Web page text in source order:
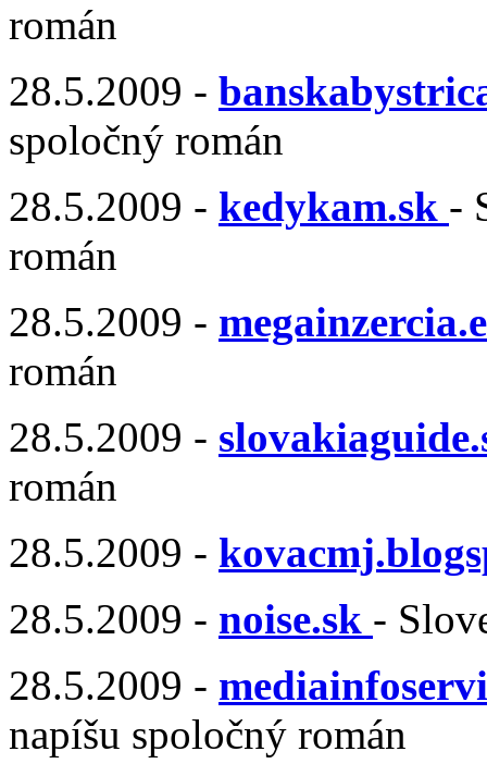
román
28.5.2009 -
spoločný román
28.5.2009 - kedykam.sk -
román
28.5.2009 -
román
28.5.2009 -
román
28.5.2009 -
28.5.2009 - noise.sk -
28.5.2009 -
napíšu spoločný román